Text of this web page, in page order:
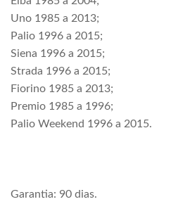
Uno 1985 a 2013;
Palio 1996 a 2015;
Siena 1996 a 2015;
Strada 1996 a 2015;
Fiorino 1985 a 2013;
Premio 1985 a 1996;
Palio Weekend 1996 a 2015.
Garantia: 90 dias.